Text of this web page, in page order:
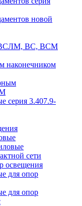
новой
ВСЛМ, ВС, ВСМ
наконечником
серия 3.407.9-
сети
освещения
для опор
для опор